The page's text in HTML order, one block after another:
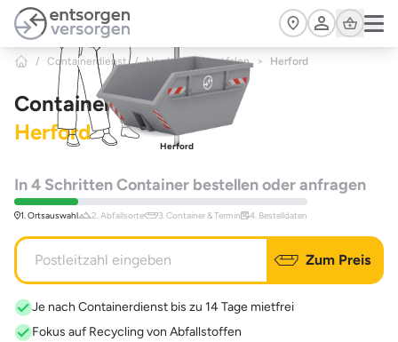
Zum Hauptinhalt springen
Cart
/ Containerdienst / Nordrhein-Westfalen > Herford
Containerdienst
Herford
Herford
In 4 Schritten Container bestellen oder anfragen
1. Ortsauswahl 2. Abfallsorte 3. Container & Termin 4. Bestelldaten
Zum Preis
Je nach Containerdienst bis zu 14 Tage mietfrei
Fokus auf Recycling von Abfallstoffen